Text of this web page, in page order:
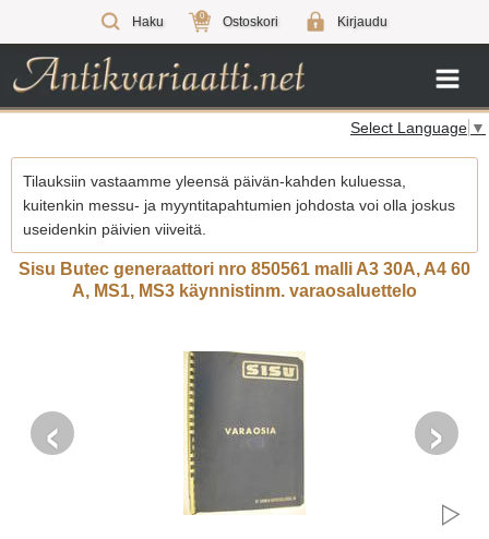
Haku 0 Ostoskori Kirjaudu
Select Language ▼
Tilauksiin vastaamme yleensä päivän-kahden kuluessa,
kuitenkin messu- ja myyntitapahtumien johdosta voi olla joskus
useidenkin päivien viiveitä.
Sisu Butec generaattori nro 850561 malli A3 30A, A4 60
A, MS1, MS3 käynnistinm. varaosaluettelo
‹ ›